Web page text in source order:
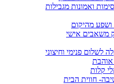
ואמונות מגבילות
ושפע מהיקום
משאבים אישי
לשלום פנימי וחיצוני
קלות
חווית הבית